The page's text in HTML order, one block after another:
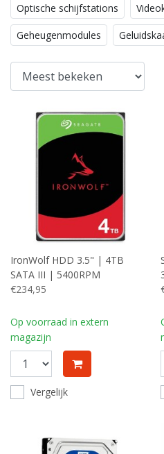
Optische schijfstations
Geheugenmodules
IronWolf HDD 3.5" | 4TB
SATA III | 5400RPM
€234,95
Op voorraad in extern
magazijn
Vergelijk